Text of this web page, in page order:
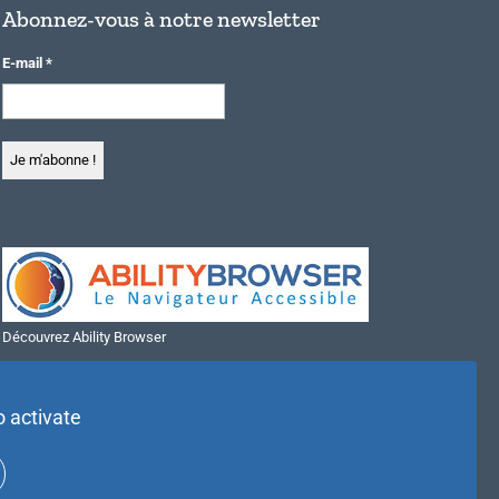
Abonnez-vous à notre newsletter
E-mail *
Découvrez Ability Browser
activate